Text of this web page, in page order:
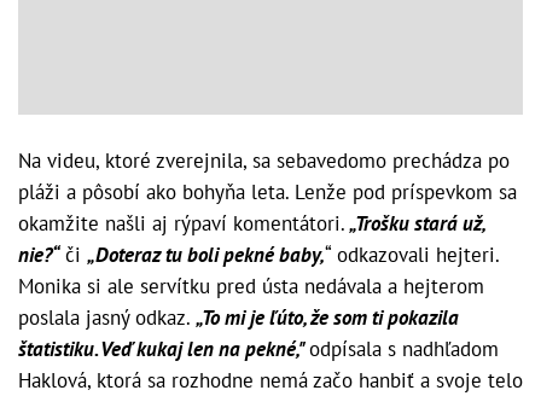
Na videu, ktoré zverejnila, sa sebavedomo prechádza po
pláži a pôsobí ako bohyňa leta. Lenže pod príspevkom sa
okamžite našli aj rýpaví komentátori.„Trošku stará už,
nie?“či „Doteraz tu boli pekné baby,“ odkazovali hejteri.
Monika si ale servítku pred ústa nedávala a hejterom
poslala jasný odkaz. „To mi je ľúto, že som ti pokazila
štatistiku. Veď kukaj len na pekné,"odpísala s nadhľadom
Haklová, ktorá sa rozhodne nemá začo hanbiť a svoje telo